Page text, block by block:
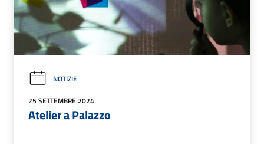
NOTIZIE
25 SETTEMBRE 2024
Atelier a Palazzo